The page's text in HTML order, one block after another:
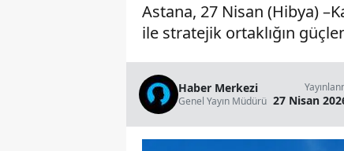
Astana, 27 Nisan (Hibya)
ile stratejik ortaklığın
Haber Merkezi
Genel Yayın Müdürü 27 Nisan